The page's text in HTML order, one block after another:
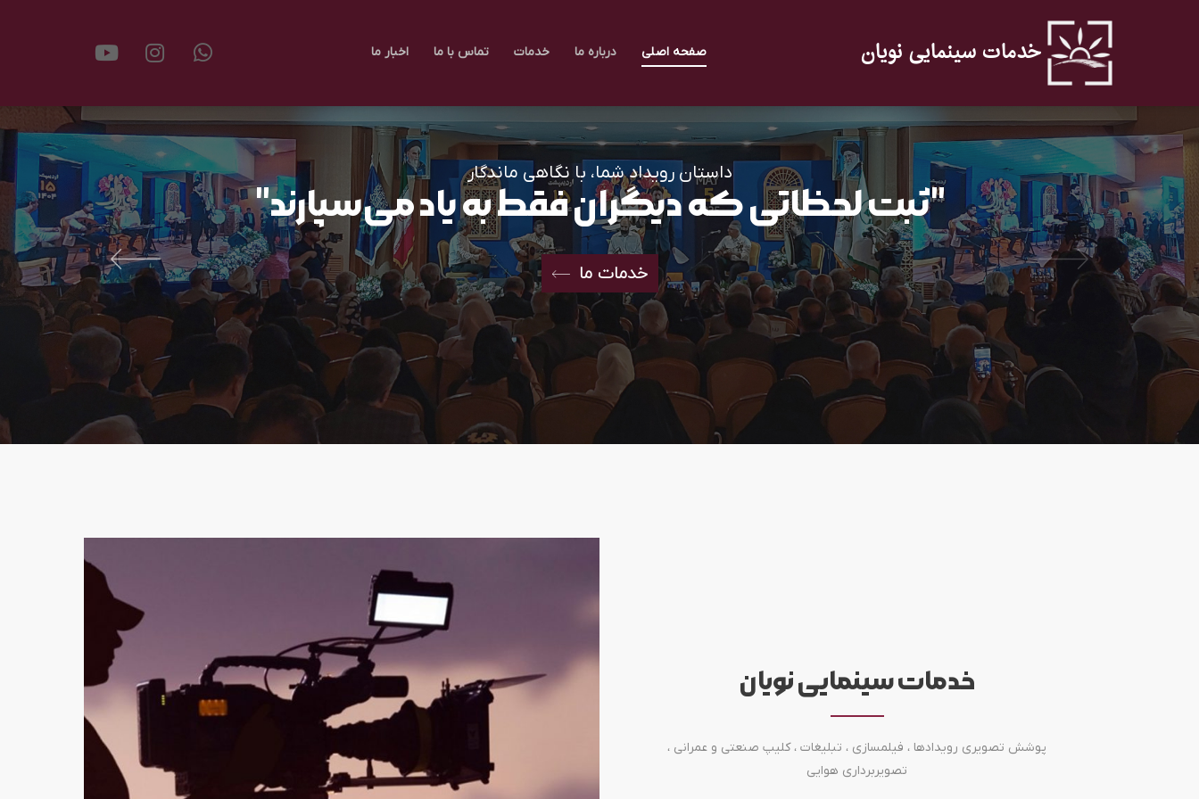
خدمات سینمایی نویان صفحه اصلی درباره ما خدمات تماس با ما اخبار ما
داستان رویداد شما، با نگاهی ماندگار
"ثبت لحظاتی که دیگران فقط به یاد می‌سپارند"
خدمات ما
خدمات سینمایی نویان
پوشش تصویری رویدادها ، فیلمسازی ، تبلیغات ، کلیپ صنعتی و عمرانی ،
تصویربرداری هوایی